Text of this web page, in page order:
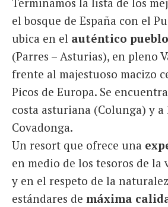
el bosque de España con el
ubica en el auténtico pueblo
(Parres – Asturias), en pleno
frente al majestuoso macizo
Picos de Europa. Se
costa asturiana (Colunga) y a
Covadonga.
Un resort que ofrece una
en medio de los tesoros de la
y en el respeto de la
estándares de máxima